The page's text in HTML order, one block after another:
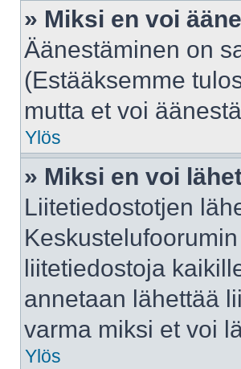
» Miksi en voi
Äänestäminen on
(Estääksemme
mutta et voi
Ylös
» Miksi en voi
Liitetiedostotjen
liitetiedostoja
annetaan lähettää
varma miksi et voi
Ylös